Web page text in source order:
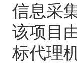
信息采
该项目
标代理